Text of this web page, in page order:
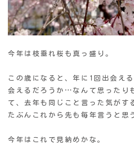
今年は枝垂れ桜も真っ盛り。
この歳になると、年に1回出会え
会えるだろうか…なんて思ったり
て、去年も同じこと言った気がす
たぶんこれから先も毎年言うと思
今年はこれで見納めかな。